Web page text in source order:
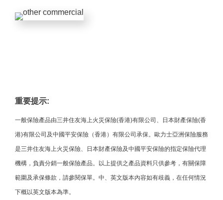
重要提示:
一般保險產品由三井住友海上火災保險(香港)有限公司、日本財產保險(香
港)有限公司及中國平安保險（香港）有限公司承保。歐力士亞洲保險服務
是三井住友海上火災保險、日本財產保險及中國平安保險的指定保險代理
機構，負責分銷一般保險產品。以上提供之產品資料只供參考，有關保障
範圍及承保條款，請參閱保單。中、英文版本內容如有歧義，在任何情況
下概以英文版本為準。